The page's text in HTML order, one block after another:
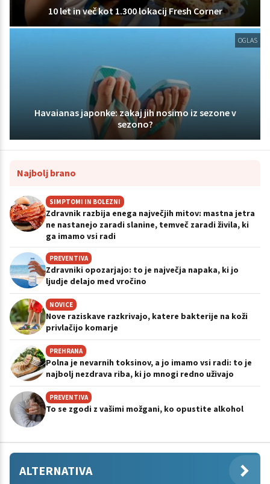
10 let in več kot 1.300 lokacij Fresh Corner
OGLAS
Havaianas japonke: zakaj jih nosimo iz sezone v
sezono?
Najbolj brano
SIMPTOMI IN BOLEZNI
Zdravnik razbija enega največjih mitov: mastna jetra
ne nastanejo zaradi slanine, temveč zaradi živila, ki
ga imamo vsi radi
PREVENTIVA
Zdravniki opozarjajo: to je največja napaka, ki jo
ljudje delajo med vročino
NOVICE
Nove raziskave razkrivajo, katere bakterije na koži
privlačijo komarje
PREHRANA
Polna je nevarnih toksinov, a jo imamo vsi radi: to je
najbolj nezdrava riba, ki jo mnogi redno uživajo
PREVENTIVA
To se zgodi z vašimi možgani, ko opustite alkohol
ALTERNATIVA